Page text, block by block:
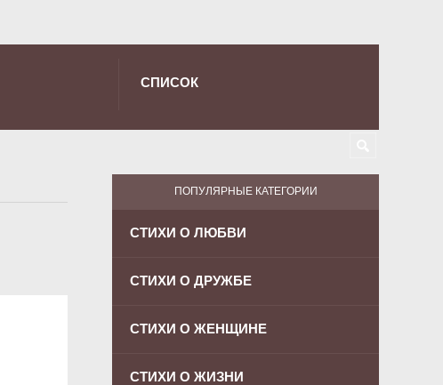
СПИСОК
ПОПУЛЯРНЫЕ КАТЕГОРИИ
СТИХИ О ЛЮБВИ
СТИХИ О ДРУЖБЕ
СТИХИ О ЖЕНЩИНЕ
СТИХИ О ЖИЗНИ